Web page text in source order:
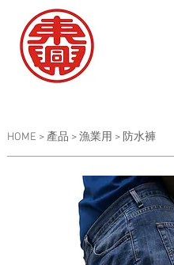
HOME >產品 >漁業用 > 防水褲